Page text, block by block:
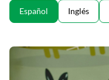
Español Inglés